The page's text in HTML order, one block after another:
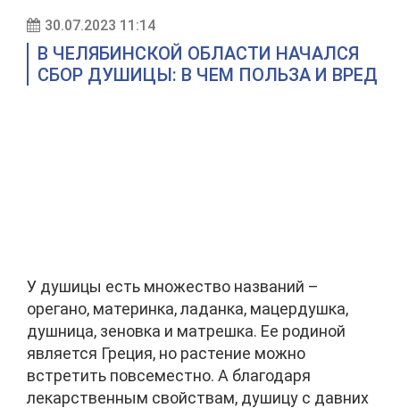
30.07.2023 11:14
В ЧЕЛЯБИНСКОЙ ОБЛАСТИ НАЧАЛСЯ
СБОР ДУШИЦЫ: В ЧЕМ ПОЛЬЗА И ВРЕД
У душицы есть множество названий –
орегано, материнка, ладанка, мацердушка,
душница, зеновка и матрешка. Ее родиной
является Греция, но растение можно
встретить повсеместно. А благодаря
лекарственным свойствам, душицу с давних